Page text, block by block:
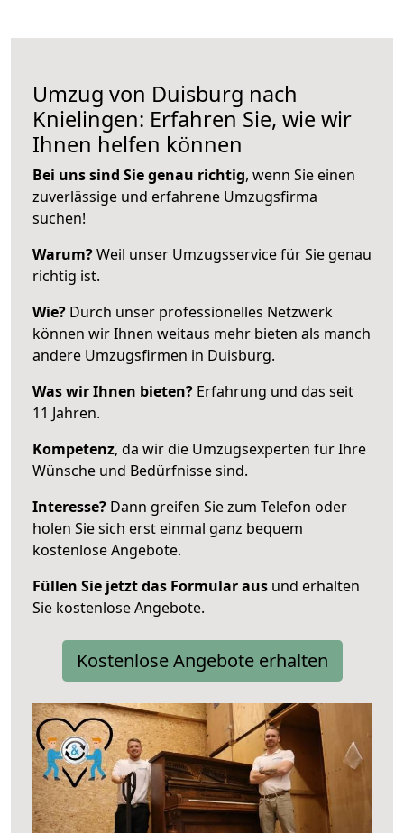
Umzug von Duisburg nach
Knielingen: Erfahren Sie, wie wir
Ihnen helfen können
Bei uns sind Sie genau richtig, wenn Sie einen
zuverlässige und erfahrene Umzugsfirma
suchen!
Warum?Weil unser Umzugsservice für Sie genau
richtig ist.
Wie? Durch unser professionelles Netzwerk
können wir Ihnen weitaus mehr bieten als manch
andere Umzugsfirmen in Duisburg.
Was wir Ihnen bieten? Erfahrung und das seit
11 Jahren.
Kompetenz, da wir die Umzugsexperten für Ihre
Wünsche und Bedürfnisse sind.
Interesse? Dann greifen Sie zum Telefon oder
holen Sie sich erst einmal ganz bequem
kostenlose Angebote.
Füllen Sie jetzt das Formular aus und erhalten
Sie kostenlose Angebote.
Kostenlose Angebote erhalten